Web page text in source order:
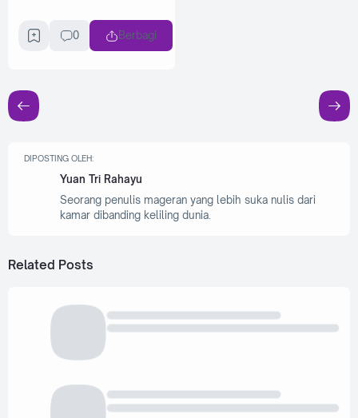
0 Berbagi
DIPOSTING OLEH:
Yuan Tri Rahayu
Seorang penulis mageran yang lebih suka nulis dari
kamar dibanding keliling dunia.
Related Posts